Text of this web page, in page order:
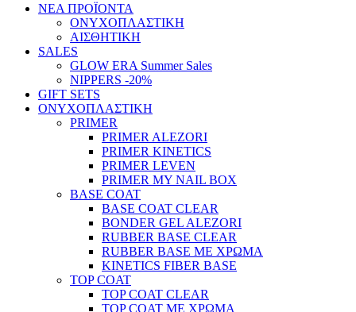
ΝΕΑ ΠΡΟΪΟΝΤΑ
ΟΝΥΧΟΠΛΑΣΤΙΚΗ
ΑΙΣΘΗΤΙΚΗ
SALES
GLOW ERA Summer Sales
NIPPERS -20%
GIFT SETS
ΟΝΥΧΟΠΛΑΣΤΙΚΗ
PRIMER
PRIMER ALEZORI
PRIMER KINETICS
PRIMER LEVEN
PRIMER MY NAIL BOX
BASE COAT
BASE COAT CLEAR
BONDER GEL ALEZORI
RUBBER BASE CLEAR
RUBBER BASE ΜΕ ΧΡΩΜΑ
KINETICS FIBER BASE
TOP COAT
TOP COAT CLEAR
TOP COAT ΜΕ ΧΡΩΜΑ